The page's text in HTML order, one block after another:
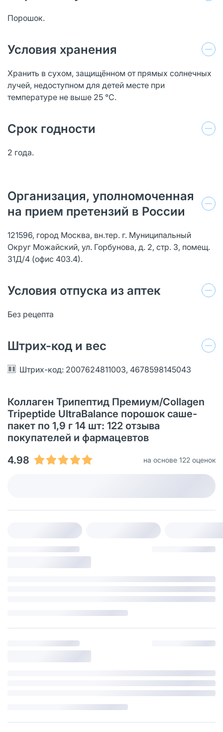
Порошок.
Условия хранения
Хранить в сухом, защищённом от прямых солнечных
лучей, недоступном для детей месте при
температуре не выше 25 °С.
Срок годности
2 года.
Организация, уполномоченная
на прием претензий в России
121596, город Москва, вн.тер. г. Муниципальный
Округ Можайский, ул. Горбунова, д. 2, стр. 3, помещ.
31Д/4 (офис 403.4).
Условия отпуска из аптек
Без рецепта
Штрих-код и вес
Штрих-код: 2007624811003, 4678598145043
Коллаген Трипептид Премиум/Collagen
Tripeptide UltraBalance порошок саше-
пакет по 1,9 г 14 шт: 122 отзыва
покупателей и фармацевтов
4.98
на основе 122 оценок